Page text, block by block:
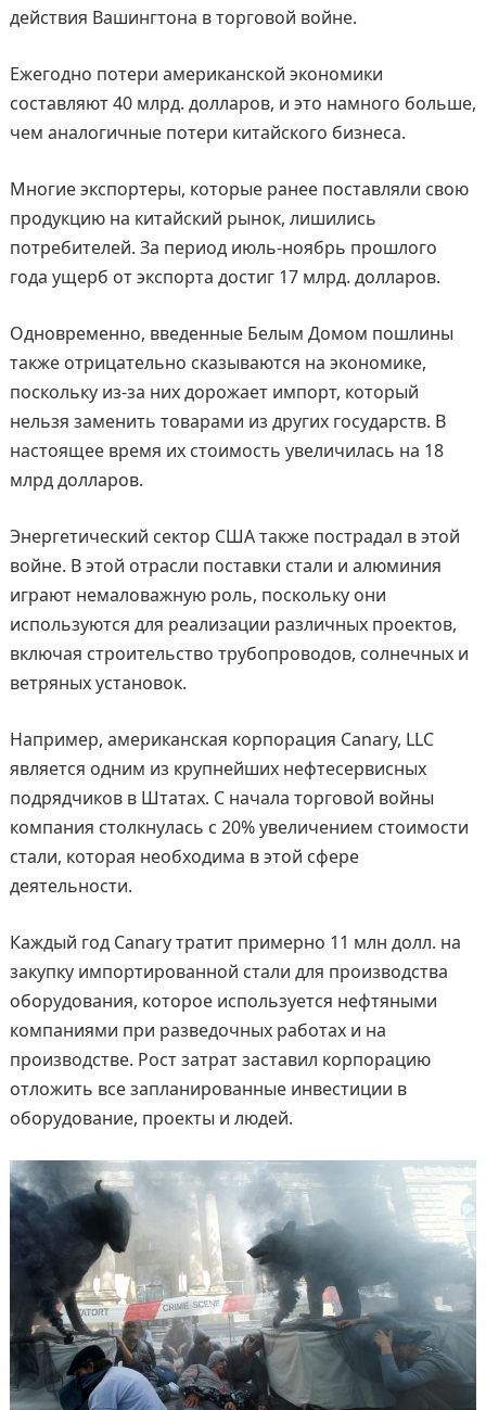
действия Вашингтона в торговой войне.
Ежегодно потери американской экономики
составляют 40 млрд. долларов, и это намного больше,
чем аналогичные потери китайского бизнеса.
Многие экспортеры, которые ранее поставляли свою
продукцию на китайский рынок, лишились
потребителей. За период июль-ноябрь прошлого
года ущерб от экспорта достиг 17 млрд. долларов.
Одновременно, введенные Белым Домом пошлины
также отрицательно сказываются на экономике,
поскольку из-за них дорожает импорт, который
нельзя заменить товарами из других государств. В
настоящее время их стоимость увеличилась на 18
млрд долларов.
Энергетический сектор США также пострадал в этой
войне. В этой отрасли поставки стали и алюминия
играют немаловажную роль, поскольку они
используются для реализации различных проектов,
включая строительство трубопроводов, солнечных и
ветряных установок.
Например, американская корпорация Canary, LLC
является одним из крупнейших нефтесервисных
подрядчиков в Штатах. С начала торговой войны
компания столкнулась с 20% увеличением стоимости
стали, которая необходима в этой сфере
деятельности.
Каждый год Canary тратит примерно 11 млн долл. на
закупку импортированной стали для производства
оборудования, которое используется нефтяными
компаниями при разведочных работах и на
производстве. Рост затрат заставил корпорацию
отложить все запланированные инвестиции в
оборудование, проекты и людей.